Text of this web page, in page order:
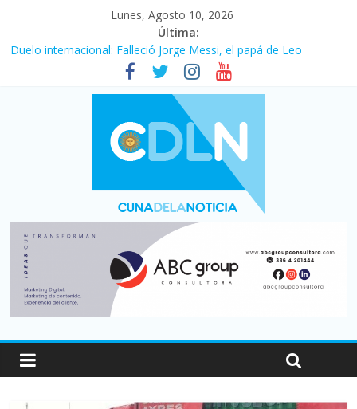
Lunes, Agosto 10, 2026
Última:
Duelo internacional: Falleció Jorge Messi, el papá de Leo
El consumo sigue frenado: las ventas minoristas cayeron 3,8 en
julio y acumulan siete meses en baja
Newell’s cayó 2 a 1 ante Defensa y Justicia en Florencio Varela
por la cuarta fecha del Clausura
El agro argentino logró un récord histórico de exportaciones en
el primer semestre de 2026
La construcción cayó 4,1% en junio y registró su cuarta baja del